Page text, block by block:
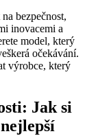
bezpečnost,
inovacemi a
model, který⁤
očekávání.
⁤Jak si